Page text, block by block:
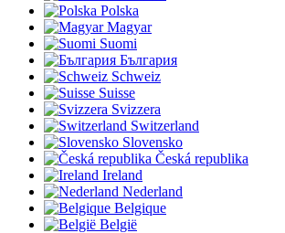
Polska
Magyar
Suomi
България
Schweiz
Suisse
Svizzera
Switzerland
Slovensko
Česká republika
Ireland
Nederland
Belgique
België